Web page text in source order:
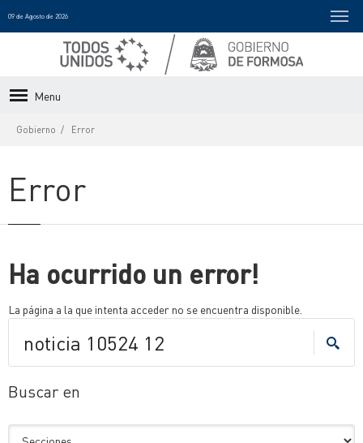
09 de Agosto de 2026
Menu
Gobierno Error
Error
Ha ocurrido un error!
La página a la que intenta acceder no se encuentra disponible.
Buscar en